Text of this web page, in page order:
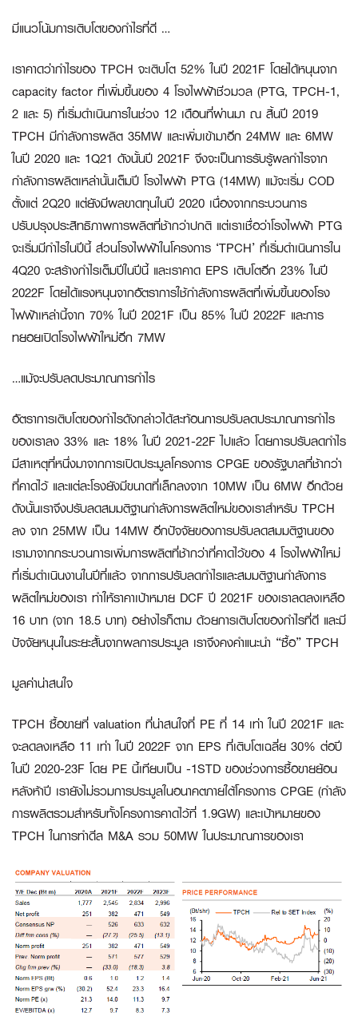
มีแนวโน้มการเติบโตของกำไรที่ดี …
เราคาดว่ากำไรของ TPCH จะเติบโต 52% ในปี 2021F โดยได้หนุนจาก
capacity factor ที่เพิ่มขึ้นของ 4 โรงไฟฟ้าชีวมวล (PTG, TPCH-1,
2 และ 5) ที่เริ่มดำเนินการในช่วง 12 เดือนที่ผ่านมา ณ สิ้นปี 2019
TPCH มีกำลังการผลิต 35MW และเพิ่มเข้ามาอีก 24MW และ 6MW
ในปี 2020 และ 1Q21 ดังนั้นปี 2021F จึงจะเป็นการรับรู้ผลกำไรจาก
กำลังการผลิตเหล่านั้นเต็มปี โรงไฟฟ้า PTG (14MW) แม้จะเริ่ม COD
ตั้งแต่ 2Q20 แต่ยังมีผลขาดทุนในปี 2020 เนื่องจากกระบวนการ
ปรับปรุงประสิทธิภาพการผลิตที่ช้ากว่าปกติ แต่เราเชื่อว่าโรงไฟฟ้า PTG
จะเริ่มมีกำไรในปีนี้ ส่วนโรงไฟฟ้าในโครงการ ‘TPCH’ ที่เริ่มดำเนินการใน
4Q20 จะสร้างกำไรเต็มปีในปีนี้ และเราคาด EPS เติบโตอีก 23% ในปี
2022F โดยได้แรงหนุนจากอัตราการใช้กำลังการผลิตที่เพิ่มขึ้นของโรง
ไฟฟ้าเหล่านี้จาก 70% ในปี 2021F เป็น 85% ในปี 2022F และการ
ทยอยเปิดโรงไฟฟ้าใหม่อีก 7MW
…แม้จะปรับลดประมาณการกำไร
อัตราการเติบโตของกำไรดังกล่าวได้สะท้อนการปรับลดประมาณการกำไร
ของเราลง 33% และ 18% ในปี 2021-22F ไปแล้ว โดยการปรับลดกำไร
มีสาเหตุที่หนึ่งมาจากการเปิดประมูลโครงการ CPGE ของรัฐบาลที่ช้ากว่า
ที่คาดไว้ และแต่ละโรงยังมีขนาดที่เล็กลงจาก 10MW เป็น 6MW อีกด้วย
ดังนั้นเราจึงปรับลดสมมติฐานกำลังการผลิตใหม่ของเราสำหรับ TPCH
ลง จาก 25MW เป็น 14MW อีกปัจจัยของการปรับลดสมมติฐานของ
เรามาจากกระบวนการเพิ่มการผลิตที่ช้ากว่าที่คาดไว้ของ 4 โรงไฟฟ้าใหม่
ที่เริ่มดำเนินงานในปีที่แล้ว จากการปรับลดกำไรและสมมติฐานกำลังการ
ผลิตใหม่ของเรา ทำให้ราคาเป้าหมาย DCF ปี 2021F ของเราลดลงเหลือ
16 บาท (จาก 18.5 บาท) อย่างไรก็ตาม ด้วยการเติบโตของกำไรที่ดี และมี
ปัจจัยหนุนในระยะสั้นจากผลการประมูล เราจึงคงคำแนะนำ “ซื้อ” TPCH
มูลค่าน่าสนใจ
TPCH ซื้อขายที่ valuation ที่น่าสนใจที่ PE ที่ 14 เท่า ในปี 2021F และ
จะลดลงเหลือ 11 เท่า ในปี 2022F จาก EPS ที่เติบโตเฉลี่ย 30% ต่อปี
ในปี 2020-23F โดย PE นี้เทียบเป็น -1STD ของช่วงการซื้อขายย้อน
หลังห้าปี เรายังไม่รวมการประมูลในอนาคตภายใต้โครงการ CPGE (กำลัง
การผลิตรวมสำหรับทั้งโครงการคาดไว้ที่ 1.9GW) และเป้าหมายของ
TPCH ในการทำดีล M&A รวม 50MW ในประมาณการของเรา